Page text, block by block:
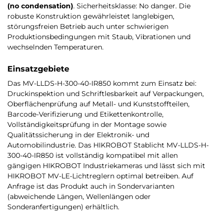
(no condensation). Sicherheitsklasse: No danger. Die
robuste Konstruktion gewährleistet langlebigen,
störungsfreien Betrieb auch unter schwierigen
Produktionsbedingungen mit Staub, Vibrationen und
wechselnden Temperaturen.
Einsatzgebiete
Das MV-LLDS-H-300-40-IR850 kommt zum Einsatz bei:
Druckinspektion und Schriftlesbarkeit auf Verpackungen,
Oberflächenprüfung auf Metall- und Kunststoffteilen,
Barcode-Verifizierung und Etikettenkontrolle,
Vollständigkeitsprüfung in der Montage sowie
Qualitätssicherung in der Elektronik- und
Automobilindustrie. Das HIKROBOT Stablicht MV-LLDS-H-
300-40-IR850 ist vollständig kompatibel mit allen
gängigen HIKROBOT Industriekameras und lässt sich mit
HIKROBOT MV-LE-Lichtreglern optimal betreiben. Auf
Anfrage ist das Produkt auch in Sondervarianten
(abweichende Längen, Wellenlängen oder
Sonderanfertigungen) erhältlich.